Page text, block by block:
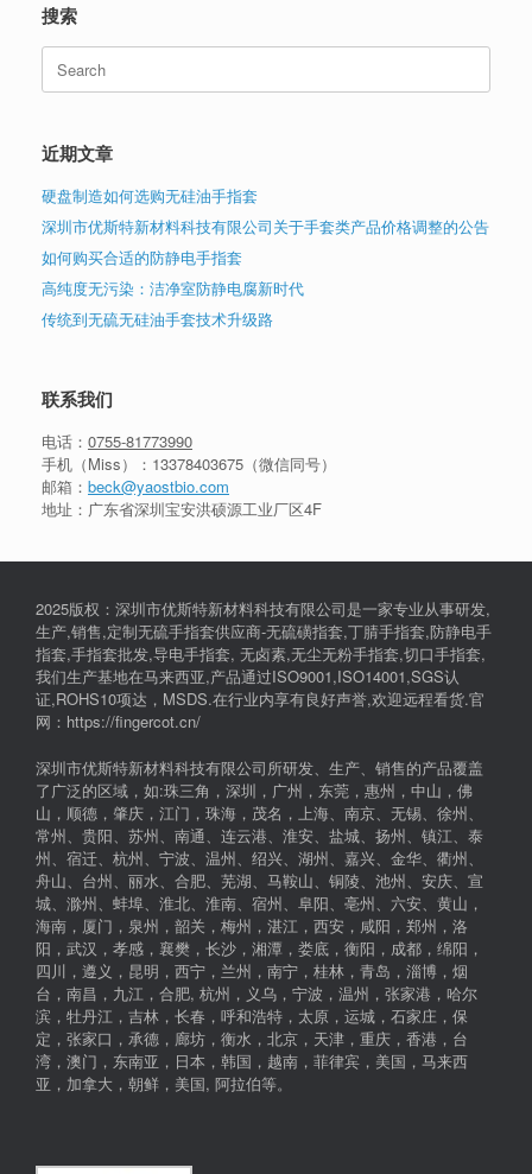
搜索
Search
for:
近期文章
硬盘制造如何选购无硅油手指套
深圳市优斯特新材料科技有限公司关于手套类产品价格调整的公告
如何购买合适的防静电手指套
高纯度无污染：洁净室防静电腐新时代
传统到无硫无硅油手套技术升级路
联系我们
电话： 0755-81773990
手机（Miss）： 13378403675 （微信同号）
邮箱： beck@yaostbio.com
地址：广东省深圳宝安洪硕源工业厂区4F
2025版权：深圳市优斯特新材料科技有限公司是一家专业从事研发,
生产,销售,定制无硫手指套供应商-无硫磺指套,丁腈手指套,防静电手
指套,手指套批发,导电手指套, 无卤素,无尘无粉手指套,切口手指套,
我们生产基地在马来西亚,产品通过ISO9001,ISO14001,SGS认
证,ROHS10项达，MSDS.在行业内享有良好声誉,欢迎远程看货.官
网：https://fingercot.cn/
深圳市优斯特新材料科技有限公司所研发、生产、销售的产品覆盖
了广泛的区域，如:珠三角，深圳，广州，东莞，惠州，中山，佛
山，顺德，肇庆，江门，珠海，茂名，上海、南京、无锡、徐州、
常州、贵阳、苏州、南通、连云港、淮安、盐城、扬州、镇江、泰
州、宿迁、杭州、宁波、温州、绍兴、湖州、嘉兴、金华、衢州、
舟山、台州、丽水、合肥、芜湖、马鞍山、铜陵、池州、安庆、宣
城、滁州、蚌埠、淮北、淮南、宿州、阜阳、亳州、六安、黄山，
海南，厦门，泉州，韶关，梅州，湛江，西安，咸阳，郑州，洛
阳，武汉，孝感，襄樊，长沙，湘潭，娄底，衡阳，成都，绵阳，
四川，遵义，昆明，西宁，兰州，南宁，桂林，青岛，淄博，烟
台，南昌，九江，合肥, 杭州，义乌，宁波，温州，张家港，哈尔
滨，牡丹江，吉林，长春，呼和浩特，太原，运城，石家庄，保
定，张家口，承德，廊坊，衡水，北京，天津，重庆，香港，台
湾，澳门，东南亚，日本，韩国，越南，菲律宾，美国，马来西
亚，加拿大，朝鲜，美国, 阿拉伯等。